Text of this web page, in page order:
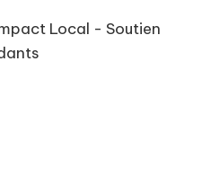
Local - Soutien